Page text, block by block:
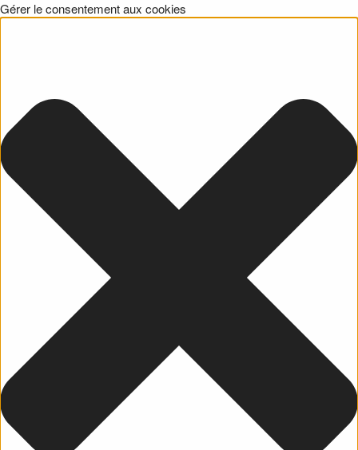
Gérer le consentement aux cookies